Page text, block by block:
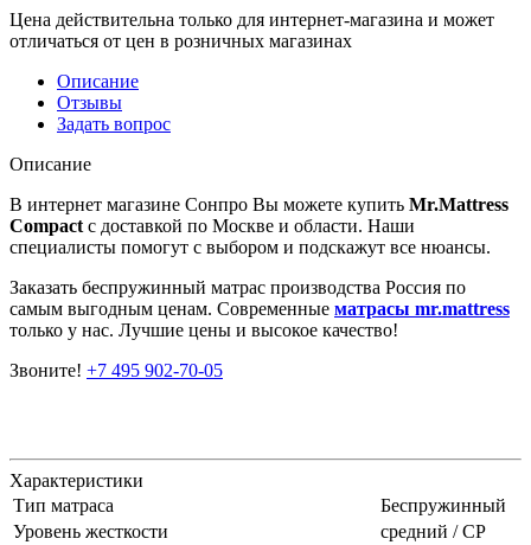
Цена действительна только для интернет-магазина и может
отличаться от цен в розничных магазинах
Описание
Отзывы
Задать вопрос
Описание
В интернет магазине Сонпро Вы можете купить Mr.Mattress
Compact с доставкой по Москве и области. Наши
специалисты помогут с выбором и подскажут все нюансы.
Заказать беспружинный матрас производства Россия по
самым выгодным ценам. Современные матрасы mr.mattress
только у нас. Лучшие цены и высокое качество!
Звоните! +7 495 902-70-05
Характеристики
Тип матраса
Беспружинный
Уровень жесткости
средний / СР